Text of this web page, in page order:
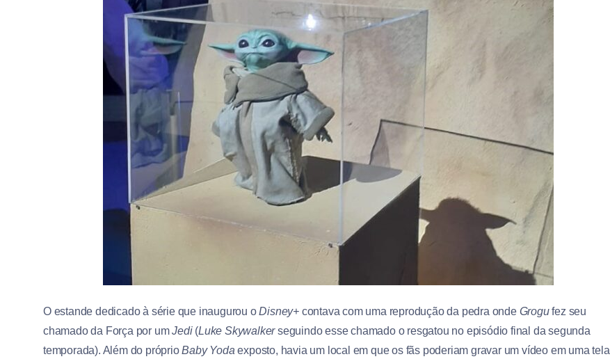
O estande dedicado à série que inaugurou oDisney+ contava com uma reprodução da pedra onde Grogufez seu
chamado da Força por umJedi(Luke Skywalkerseguindo esse chamado o resgatou no episódio final da segunda
temporada). Além do próprioBaby Yoda exposto, havia um local em que os fãs poderiam gravar um vídeo em uma tela